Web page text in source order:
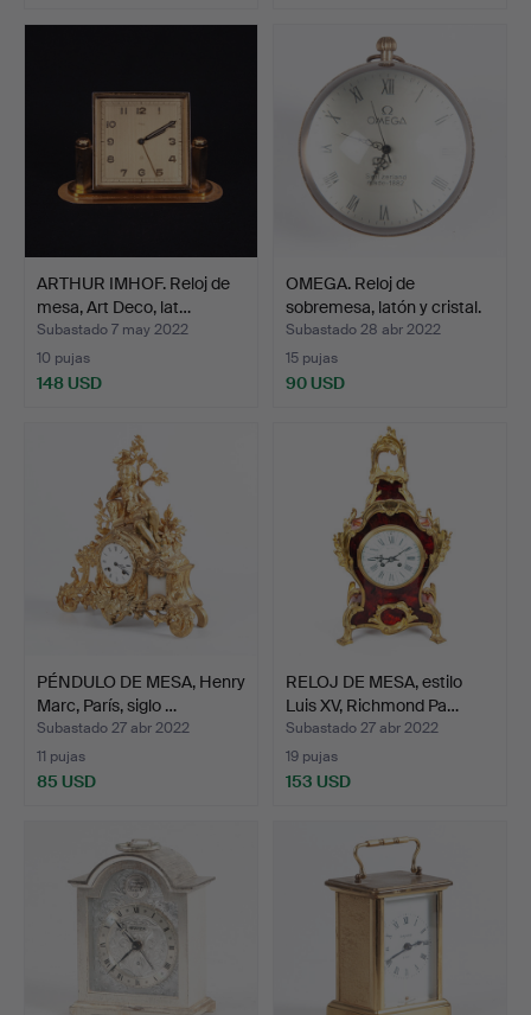
ARTHUR IMHOF. Reloj de
mesa, Art Deco, lat…
Subastado 7 may 2022
10 pujas
148 USD
OMEGA. Reloj de
sobremesa, latón y cristal.
Subastado 28 abr 2022
15 pujas
90 USD
PÉNDULO DE MESA, Henry
Marc, París, siglo …
Subastado 27 abr 2022
11 pujas
85 USD
RELOJ DE MESA, estilo
Luis XV, Richmond Pa…
Subastado 27 abr 2022
19 pujas
153 USD